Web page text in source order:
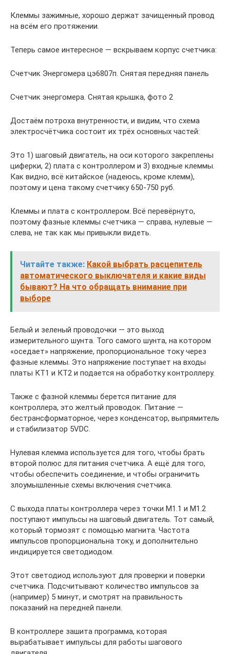
Клеммы зажимные, хорошо держат зачищенный провод
на всём его протяжении.
Теперь самое интересное — вскрываем корпус счетчика:
Счетчик Энергомера цэ6807п. Снятая передняя панель
Счетчик энергомера. Снятая крышка, фото 2
Достаём потроха внутренности, и видим, что схема
электросчётчика состоит их трёх основных частей:
Это 1) шаговый двигатель, на оси которого закреплены
циферки, 2) плата с контроллером и 3) входные клеммы.
Как видно, всё китайское (надеюсь, кроме клемм),
поэтому и цена такому счетчику 650-750 руб.
Клеммы и плата с контроллером. Всё перевёрнуто,
поэтому фазные клеммы счетчика — справа, нулевые —
слева, не так как мы привыкли видеть.
Читайте также: Какой выбрать расцепитель
автоматического выключателя и какие виды
бывают? На что обращать внимание при
выборе
Белый и зеленый проводочки — это выход
измерительного шунта. Того самого шунта, на котором
«оседает» напряжение, пропорциональное току через
фазные клеммы. Это напряжение поступает на входы
платы КТ1 и КТ2 и подается на обработку контроллеру.
Также с фазной клеммы берется питание для
контроллера, это желтый проводок. Питание —
бестрансформаторное, через конденсатор, выпрямитель
и стабилизатор 5VDC.
Нулевая клемма используется для того, чтобы брать
второй полюс для питания счетчика. А ещё для того,
чтобы обеспечить соединение, и чтобы ограничить
злоумышленные схемы включения счетчика.
С выхода платы контроллера через точки М1.1 и М1.2
поступают импульсы на шаговый двигатель. Тот самый,
который тормозят с помощью магнита. Частота
импульсов пропорциональна току, и дополнительно
индицируется светодиодом.
Этот светодиод используют для проверки и поверки
счетчика. Подсчитывают количество импульсов за
(например) 5 минут, и смотрят на правильность
показаний на передней панели.
В контроллере зашита программа, которая
вырабатывает импульсы для работы шагового